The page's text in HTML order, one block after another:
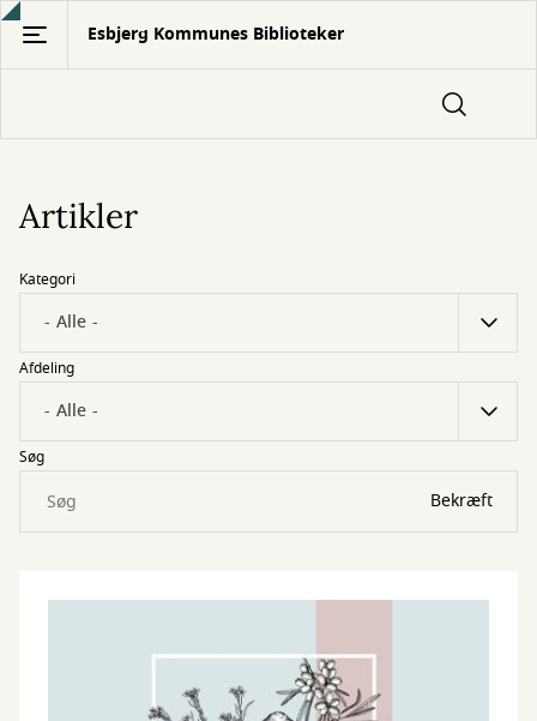
Gå
hovedindhold
Esbjerg Kommunes Biblioteker
Artikler
Kategori
Afdeling
Søg